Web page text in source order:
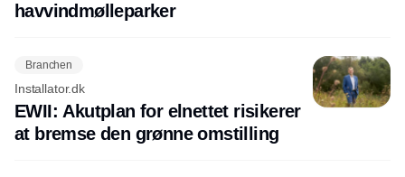
havvindmølleparker
Branchen
Installator.dk
EWII: Akutplan for elnettet risikerer
at bremse den grønne omstilling